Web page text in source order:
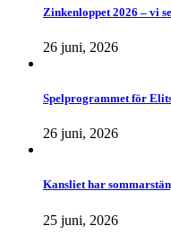
Zinkenloppet 2026 – vi
26 juni, 2026
Spelprogrammet för
26 juni, 2026
Kansliet har
25 juni, 2026